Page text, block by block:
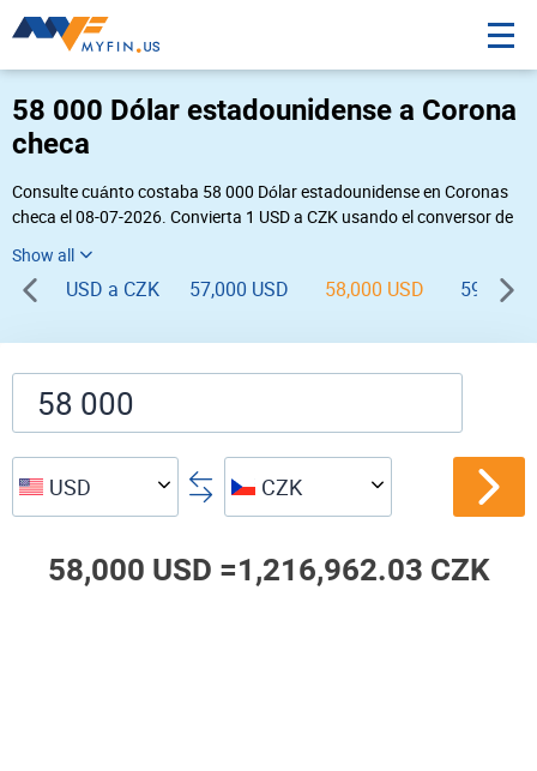
58 000 Dólar estadounidense a Corona
checa
Consulte cuánto costaba 58 000 Dólar estadounidense en Coronas
checa el 08-07-2026. Convierta 1 USD a CZK usando el conversor de
«CZK USD
USD a CZK 57,000 USD 58,000 USD 59,000
USD CZK
58,000 USD =1,216,962.03 CZK